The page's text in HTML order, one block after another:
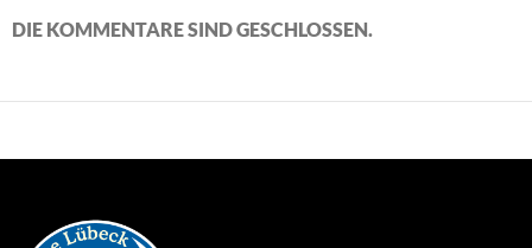
DIE KOMMENTARE SIND GESCHLOSSEN.